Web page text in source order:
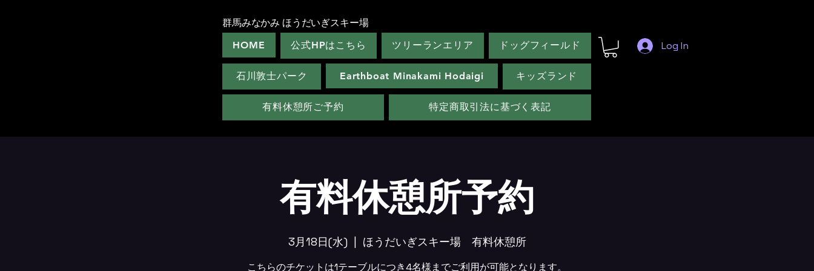
群馬みなかみ ほうだいぎスキー場
HOME 公式HPはこちら ツリーランエリア ドッグフィールド
石川敦士パーク Earthboat Minakami Hodaigi キッズランド
有料休憩所ご予約 特定商取引法に基づく表記
Log In
有料休憩所予約
3月18日(水)
  |
ほうだいぎスキー場 有料休憩所
こちらのチケットは1テーブルにつき4名様までご利用が可能となります。